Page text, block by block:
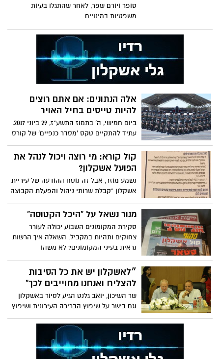
סופר ויורם שפר, לאחר שהתגלו בעיות
משפטיות במינויים
אלה הנתונים: אם אתם רוצים
להיות טייסים בחיל האויר
ביום חמישי, ה' בתמוז התשע"ז, 29 ביוני 2017,
עתיד להתקיים טקס 'מסדר כנפיים' של קורס
הטיס של חיל האוויר, מחזור 174. הטקס עתיד
להתקיים במעמד נשיא המדינה, מר ראובן
(רובי) ריבלין, ראש הממשלה, מר בנימין
נתניהו, ראש המטה הכללי, רב-אלוף גדי
איזנקוט ומפקד חיל האוויר, אלוף אמיר אשל
קול קורא: מי רוצה ויכול לנהל את
הפועל אשקלון?
נשמע מוזר, אבל זה נוסח ההודעה של עיריית
אשקלון "קבלת שרותי ניהול והפעלת הקבוצה
לעונת 2017/18"
מנור נשאל על "היכל הקטוסה"
סקירת המקומונים השבוע יכולה לעורר
צחוקים ותהיות במקביל. השאלה איך הרשות
נראית בעיני המקומונים? לא משהו
״לאשקלון יש את כל הסיבות
להצליח ואנחנו מחוייבים לכך"
שר השיכון, יואב גלנט הגיע לסיור באשקלון
וגם בישר על שיפוץ הבריכה העירונית ושיפוץ
והרחבה של מועדון הנוער העירוני. ראש העיר
בפועל, תומר גלאם: "יישר כוח על הבשורות
החשובות ועל התרומה, זה לא מובן מאליו"